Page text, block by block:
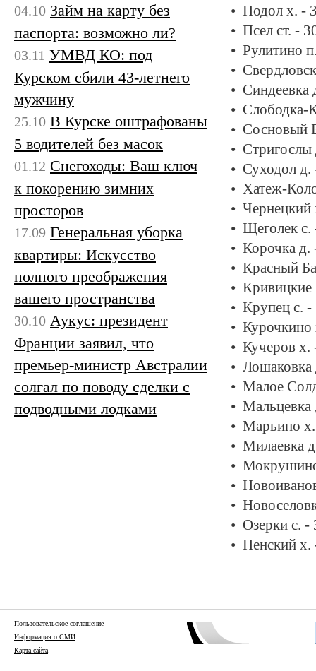
Подол х. -
Псел ст. -
Рулитино
Синдеевка
Слободка-
Сосновый
Суходол д.
Хатеж-
Чернецкий
Щеголек с.
Корочка д.
Красный
Кривицкие
Крупец с. -
Курочкино
Кучеров х.
Лошаковка
Малое
Мальцевка
Марьино
Милаевка
Озерки с. -
Пенский х.
04.10 Займ на карту без
паспорта: возможно ли?
03.11 УМВД КО: под
Курском сбили 43-летнего
мужчину
25.10 В Курске оштрафованы
5 водителей без масок
01.12 Снегоходы: Ваш ключ
к покорению зимних
просторов
17.09 Генеральная уборка
квартиры: Искусство
полного преображения
вашего пространства
30.10 Аукус: президент
Франции заявил, что
премьер-министр Австралии
солгал по поводу сделки с
подводными лодками
Пользовательское соглашение
Информация о СМИ
Карта сайта